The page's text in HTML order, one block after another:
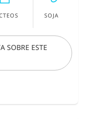
SOJA
SOBRE ESTE